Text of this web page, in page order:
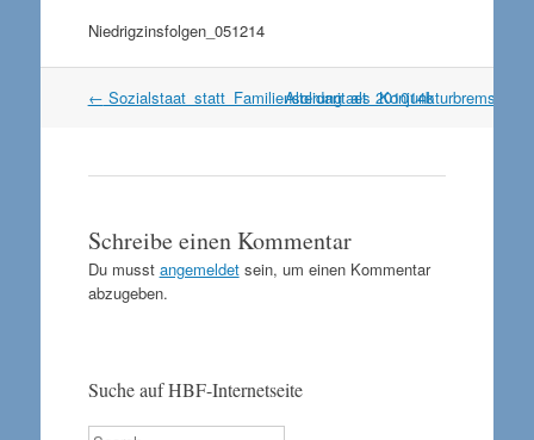
Niedrigzinsfolgen_051214
Artikel
← Sozialstaat_statt_Familiensolidaritaet_201014b
Schreibe einen Kommentar
Du musst angemeldetsein, um einen Kommentar
abzugeben.
Suche auf HBF-Internetseite
Search